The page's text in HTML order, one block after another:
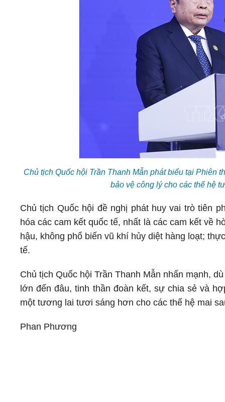
Chủ tịch Quốc hội Trần Thanh Mẫn phát biểu tại Phiên
bảo vệ công lý cho các thế hệ
Chủ tịch Quốc hội đề nghị phát huy vai trò tiên
hóa các cam kết quốc tế, nhất là các cam kết về
hậu, không phổ biến vũ khí hủy diệt hàng loạt;
tế.
Chủ tịch Quốc hội Trần Thanh Mẫn nhấn mạnh,
lớn đến đâu, tinh thần đoàn kết, sự chia sẻ và
một tương lai tươi sáng hơn cho các thế hệ mai
Phan Phương